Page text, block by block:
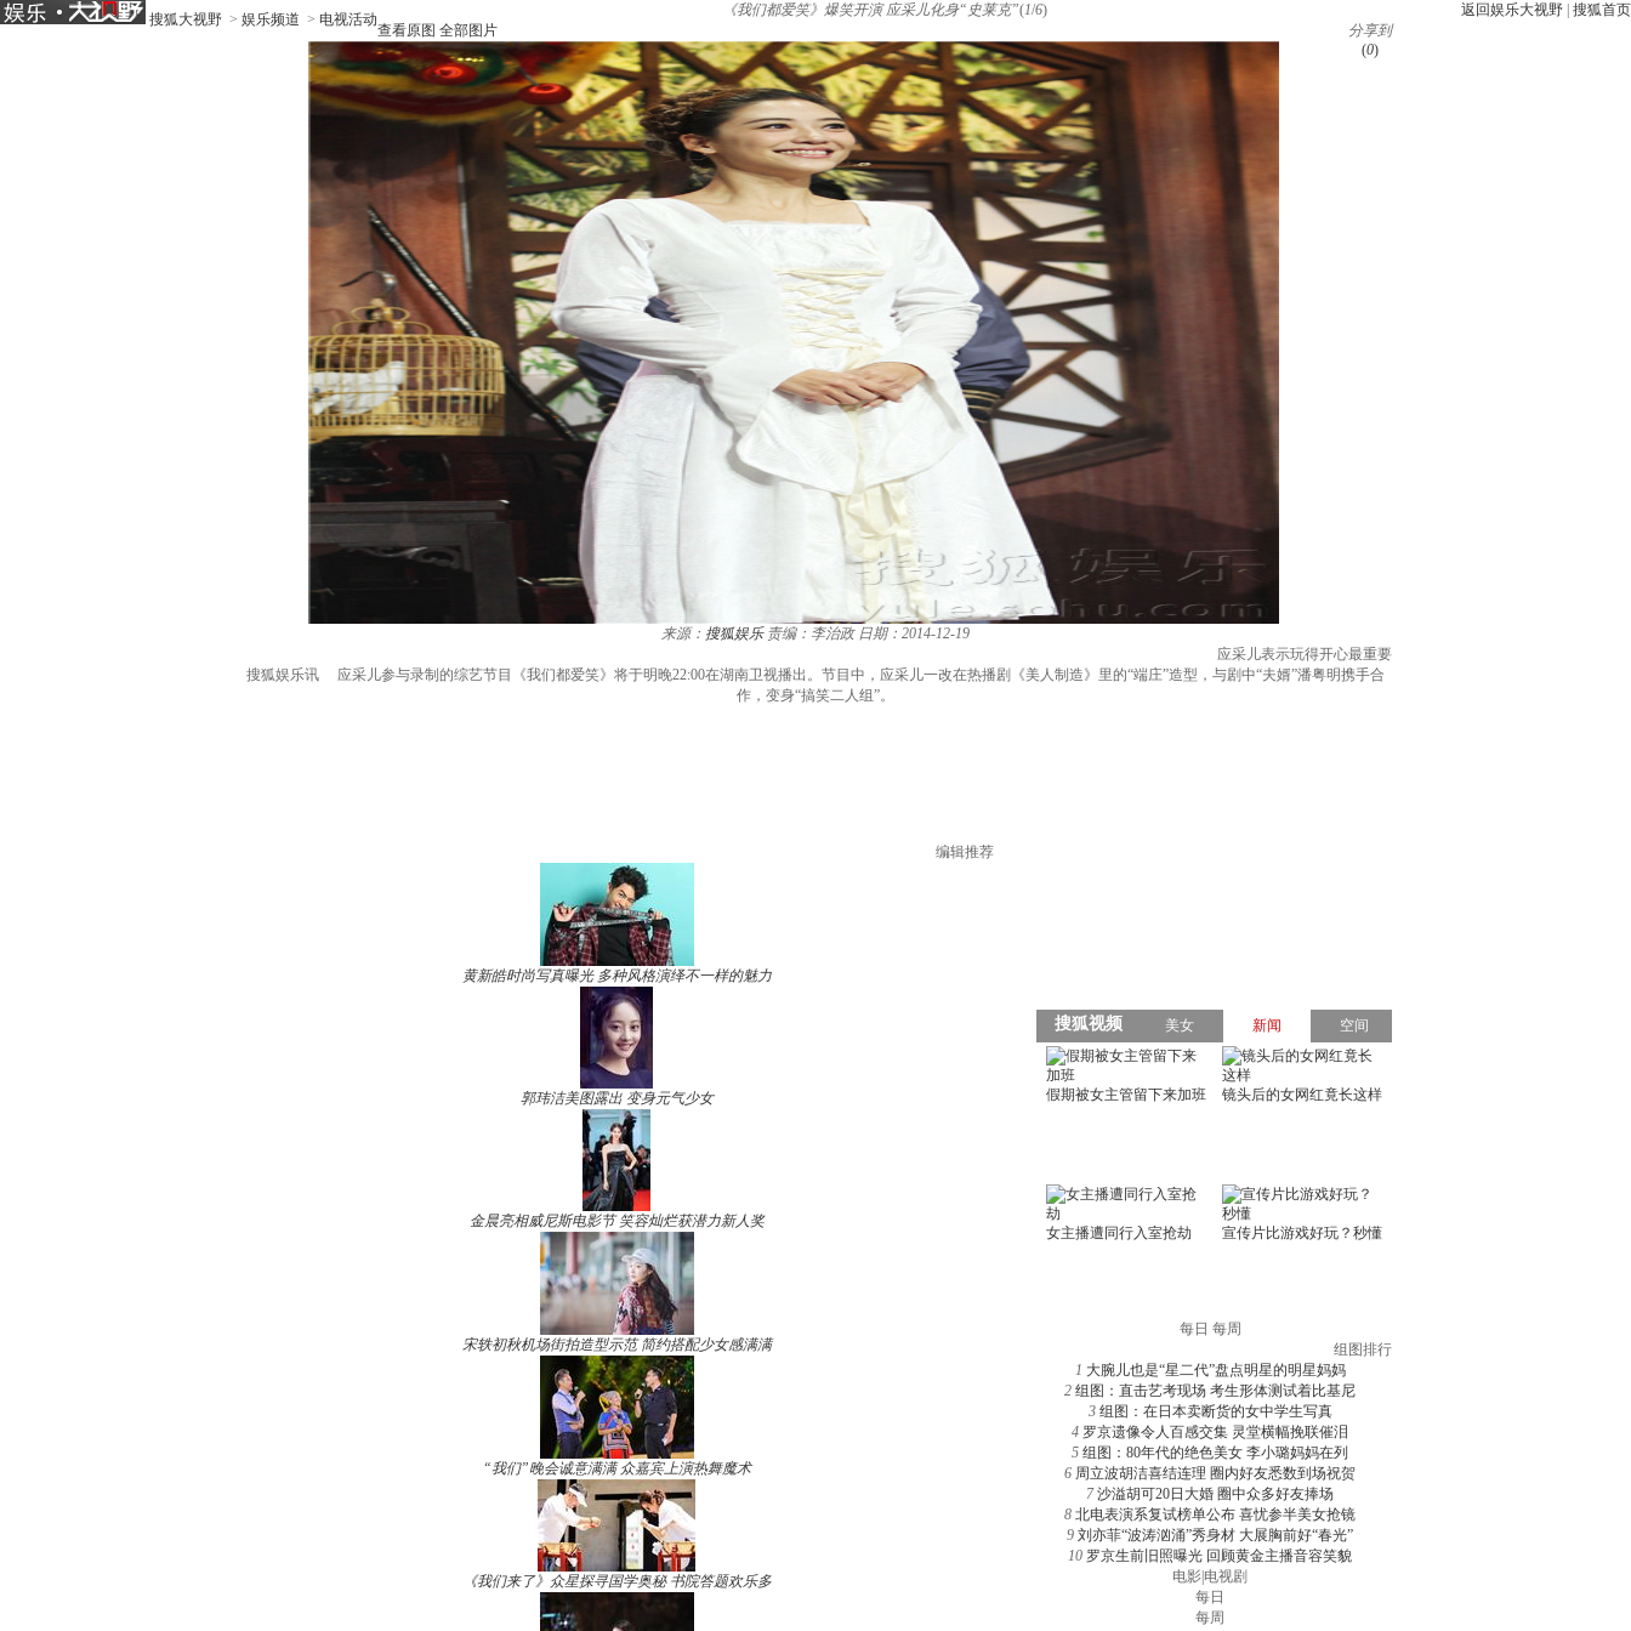
搜狐大视野 > 娱乐频道 > 电视活动
返回娱乐大视野 搜狐首页
《我们都爱笑》爆笑开演 应采儿化身“史莱克”(1/6)
查看原图 全部图片
分享到
(0)
来源： 搜狐娱乐 责编：李治政 日期：2014-12-19
应采儿表示玩得开心最重要
搜狐娱乐讯 应采儿参与录制的综艺节目《我们都爱笑》将于明晚22:00在湖南卫视播出。节目中，应采儿一改在热播剧《美人制造》里的“端庄”造型，与剧中“夫婿”潘粤明携手合
作，变身“搞笑二人组”。
编辑推荐
黄新皓时尚写真曝光 多种风格演绎不一样的魅力
郭玮洁美图露出 变身元气少女
金晨亮相威尼斯电影节 笑容灿烂获潜力新人奖
宋轶初秋机场街拍造型示范 简约搭配少女感满满
“我们”晚会诚意满满 众嘉宾上演热舞魔术
《我们来了》众星探寻国学奥秘 书院答题欢乐多
每日 每周
组图排行
1 大腕儿也是“星二代”盘点明星的明星妈妈
2 组图：直击艺考现场 考生形体测试着比基尼
3 组图：在日本卖断货的女中学生写真
4 罗京遗像令人百感交集 灵堂横幅挽联催泪
5 组图：80年代的绝色美女 李小璐妈妈在列
6 周立波胡洁喜结连理 圈内好友悉数到场祝贺
7 沙溢胡可20日大婚 圈中众多好友捧场
8 北电表演系复试榜单公布 喜忧参半美女抢镜
9 刘亦菲“波涛汹涌”秀身材 大展胸前好“春光”
10 罗京生前旧照曝光 回顾黄金主播音容笑貌
电影 电视剧
每日
每周